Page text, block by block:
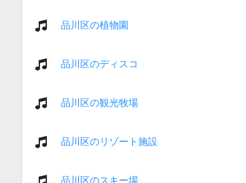
品川区の植物園
品川区のディスコ
品川区の観光牧場
品川区のリゾート施設
品川区のスキー場